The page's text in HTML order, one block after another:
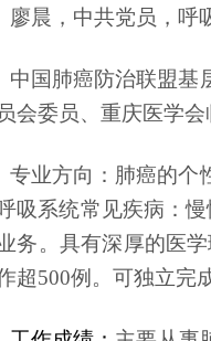
廖晨，中共党员，呼
中国肺癌防治联盟基
会委员、 重庆医学会
专业方向：肺癌的个
吸系统常见疾病：
务。 具有深厚的医
超500例。可独立完